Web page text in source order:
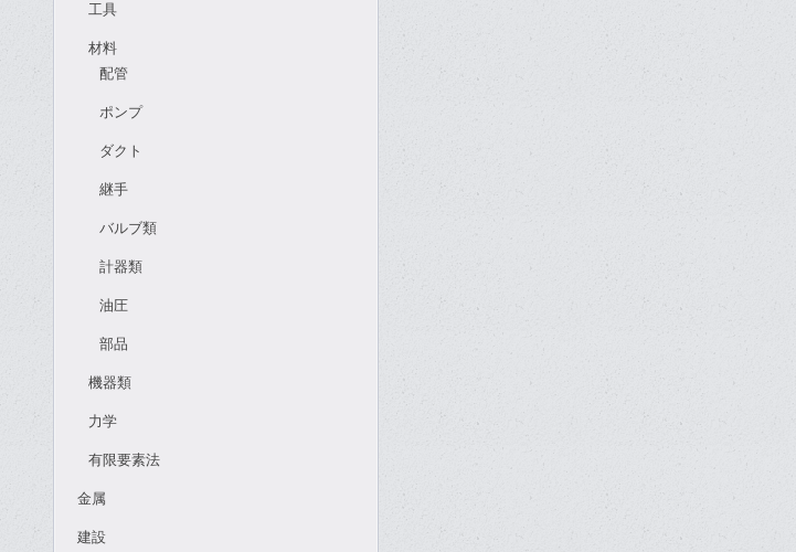
工具
材料
配管
ポンプ
ダクト
継手
バルブ類
計器類
油圧
部品
機器類
力学
有限要素法
金属
建設